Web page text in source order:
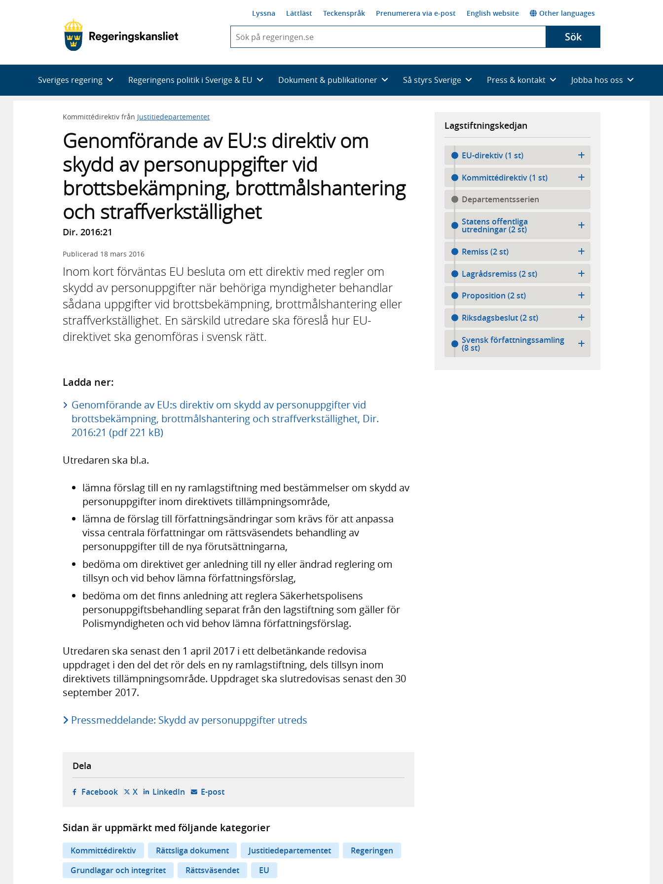
Lyssna Lättläst Teckenspråk Prenumerera via e-post English website Other languages
du
skriva
framträder
en
Sök
Sveriges regering Regeringens politik i Sverige & EU Dokument & publikationer Så styrs Sverige Press & kontakt Jobba hos oss
Kommittédirektiv från Justitiedepartementet
Genomförande av EU:s direktiv om
skydd av personuppgifter vid
brottsbekämpning, brottmålshantering
och straffverkställighet
Dir. 2016:21
Publicerad 18 mars 2016
Inom kort förväntas EU besluta om ett direktiv med regler om
skydd av personuppgifter när behöriga myndigheter behandlar
sådana uppgifter vid brottsbekämpning, brottmålshantering eller
straffverkställighet. En särskild utredare ska föreslå hur EU-
direktivet ska genomföras i svensk rätt.
Ladda ner:
Genomförande av EU:s direktiv om skydd av personuppgifter vid
brottsbekämpning, brottmålshantering och straffverkställighet, Dir.
2016:21 (pdf 221 kB)
Utredaren ska bl.a.
lämna förslag till en ny ramlagstiftning med bestämmelser om skydd av
personuppgifter inom direktivets tillämpningsområde,
lämna de förslag till författningsändringar som krävs för att anpassa
vissa centrala författningar om rättsväsendets behandling av
personuppgifter till de nya förutsättningarna,
bedöma om direktivet ger anledning till ny eller ändrad reglering om
tillsyn och vid behov lämna författningsförslag,
bedöma om det finns anledning att reglera Säkerhetspolisens
personuppgiftsbehandling separat från den lagstiftning som gäller för
Polismyndigheten och vid behov lämna författningsförslag.
Utredaren ska senast den 1 april 2017 i ett delbetänkande redovisa
uppdraget i den del det rör dels en ny ramlagstiftning, dels tillsyn inom
direktivets tillämpningsområde. Uppdraget ska slutredovisas senast den 30
september 2017.
Pressmeddelande: Skydd av personuppgifter utreds
Lagstiftningskedjan
EU-direktiv (1 st)
Kommittédirektiv (1 st)
Departementsserien
Statens offentliga
utredningar (2 st)
Remiss (2 st)
Lagrådsremiss (2 st)
Proposition (2 st)
Riksdagsbeslut (2 st)
Svensk författningssamling
(8 st)
Dela
Facebook- öppnas i ny flik, extern webbplats,
X- öppnas i ny flik, extern webbplats,
LinkedIn- öppnas i ny flik, extern webbplats,
E-post- öppnar din e-postklient,
Sidan är uppmärkt med följande kategorier
Kommittédirektiv Rättsliga dokument Justitiedepartementet
Regeringen
Grundlagar och integritet
Rättsväsendet EU